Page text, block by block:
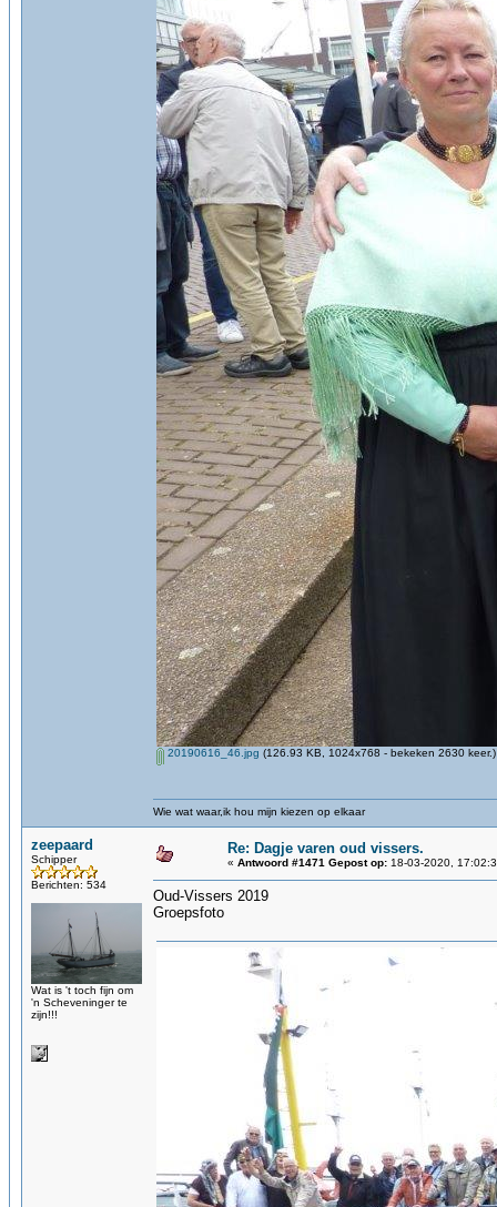
20190616_46.jpg (126.93 KB, 1024x768 - bekeken 2630 keer.)
Wie wat waar,ik hou mijn kiezen op elkaar
zeepaard
Schipper
Berichten: 534
Wat is 't toch fijn om
'n Scheveninger te
zijn!!!
Re: Dagje varen oud vissers.
« Antwoord #1471 Gepost op: 18-03-2020,
Oud-Vissers 2019
Groepsfoto